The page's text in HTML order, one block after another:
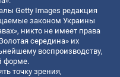
Getty Images редакция
законом Украины
никто не имеет права
середина» их
воспроизводству,
форме.
точку зрения,